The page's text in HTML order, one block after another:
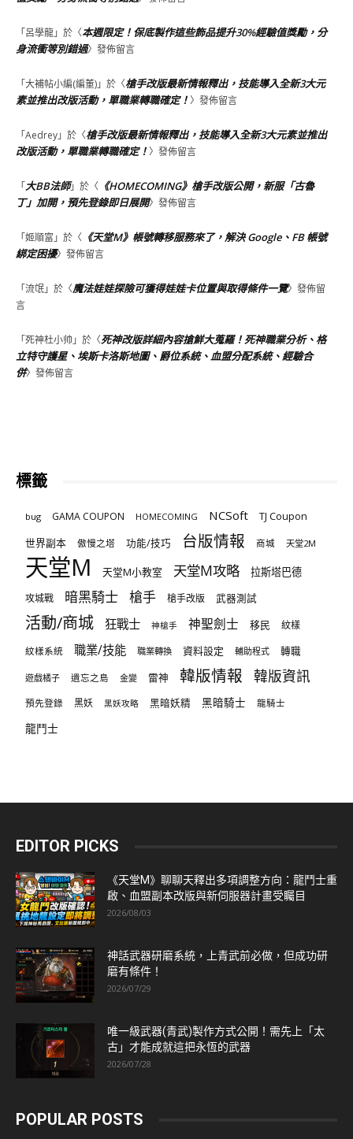
「呂學龍」於〈本週限定！保底製作這些飾品提升30%經驗值獎勵，分
身流衝等別錯過〉發佈留言
「大補帖小編(編董)」於〈槍手改版最新情報釋出，技能導入全新3大元
素並推出改版活動，單職業轉職確定！〉發佈留言
「Aedrey」於〈槍手改版最新情報釋出，技能導入全新3大元素並推出
改版活動，單職業轉職確定！〉發佈留言
「大BB法師」於〈 《HOMECOMING》槍手改版公開，新服「古魯
丁」加開，預先登錄即日展開〉發佈留言
「姬順富 」於〈 《天堂M》帳號轉移服務來了，解決 Google、FB 帳號
綁定困擾〉發佈留言
「流氓」於〈魔法娃娃探險可獲得娃娃卡位置與取得條件一覽〉發佈留
言
「死神杜小帅 」於〈死神改版詳細內容搶鮮大蒐羅！死神職業分析、格
立特守護星、埃斯卡洛斯地圖、爵位系統、血盟分配系統、經驗合
併〉發佈留言
標籤
bug GAMA COUPON HOMECOMING NCSoft
TJ Coupon
世界副本
傲慢之塔 功能/技巧 台版情報 商城 天堂2M
天堂M 天堂M小教室 天堂M攻略 拉斯塔巴德
攻城戰 暗黑騎士 槍手 槍手改版 武器測試
活動/商城 狂戰士 神槍手 神聖劍士 移民 紋樣
紋樣系統 職業/技能 職業轉換 資料設定 輔助程式 轉職
遊戲橘子 遺忘之島 金變 雷神 韓版情報 韓版資訊
預先登錄 黑妖 黑妖攻略 黑暗妖精 黑暗騎士 龍騎士
龍鬥士
EDITOR PICKS
《天堂M》聊聊天釋出多項調整方向：龍鬥士重
啟、血盟副本改版與新伺服器計畫受矚目
2026/08/03
神話武器研磨系統，上青武前必做，但成功研
磨有條件！
2026/07/29
唯一級武器(青武)製作方式公開！需先上「太
古」才能成就這把永恆的武器
2026/07/28
POPULAR POSTS